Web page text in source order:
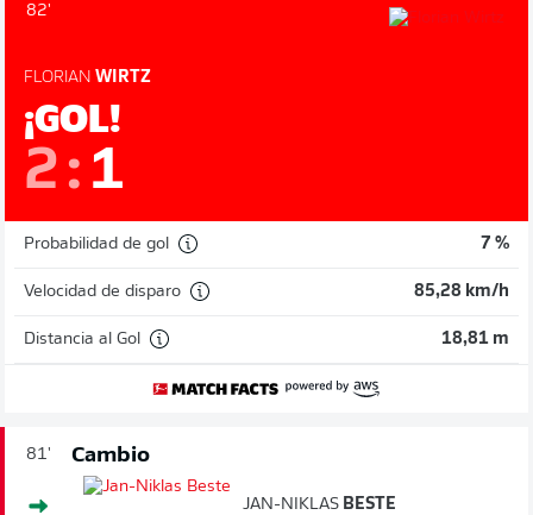
82'
FLORIAN WIRTZ
¡GOL!
2: 1
Probabilidad de gol 7 %
Velocidad de disparo 85,28 km/h
Distancia al Gol 18,81 m
81' Cambio
JAN-NIKLAS BESTE